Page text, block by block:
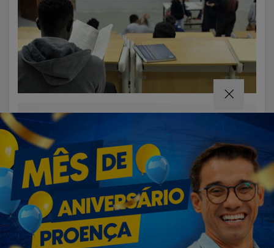
07 DE AGO
EMPRESARIAL
É HOJE! O DIA M DO MAX ATACADISTA! 🚨